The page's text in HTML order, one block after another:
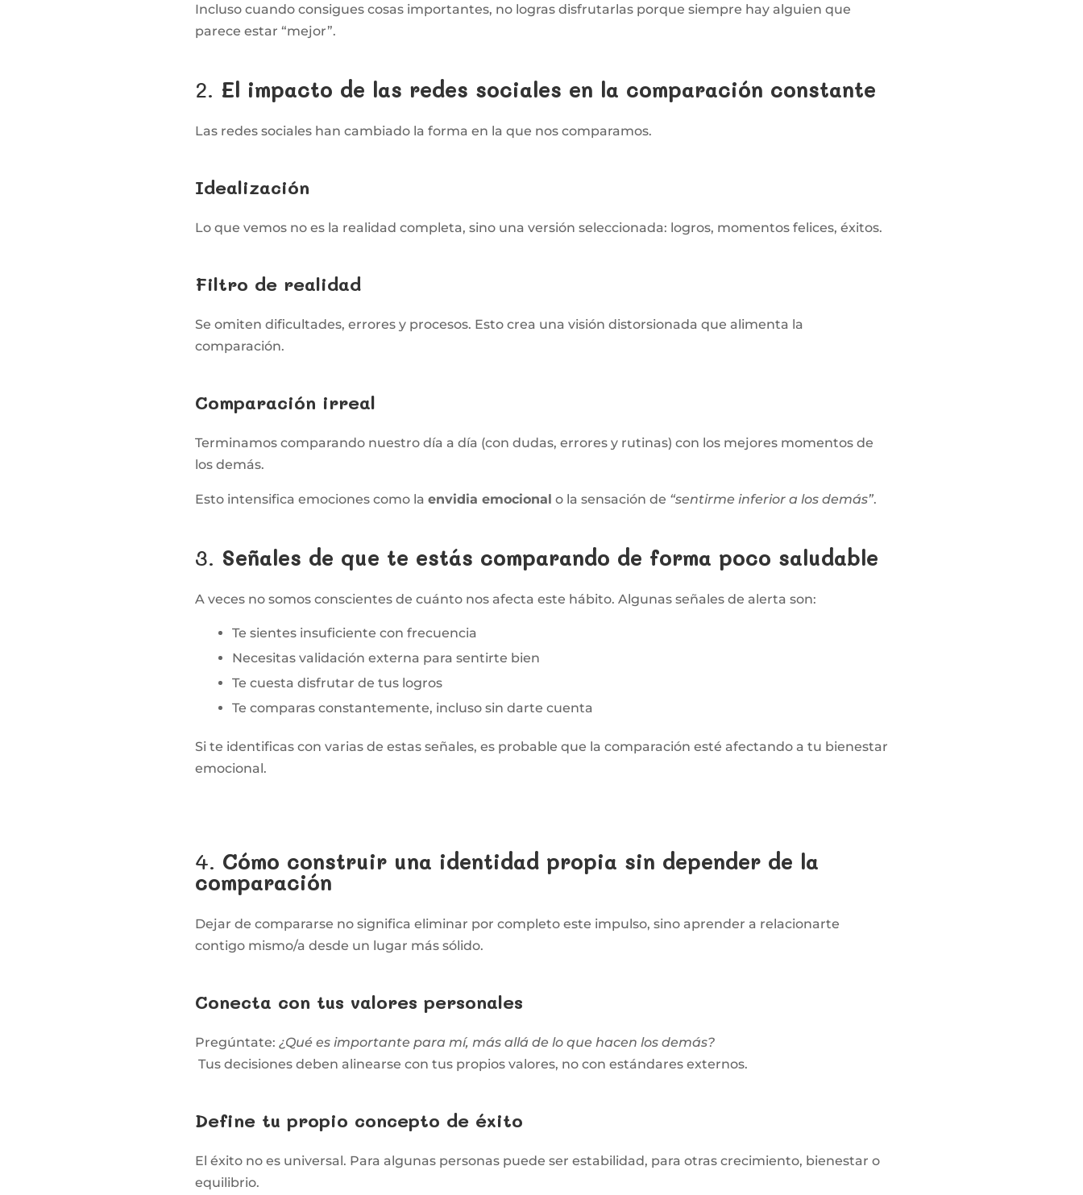
Incluso cuando consigues cosas importantes, no logras disfrutarlas porque siempre hay alguien que
parece estar “mejor”.
2. El impacto de las redes sociales en la comparación constante
Las redes sociales han cambiado la forma en la que nos comparamos.
Idealización
Lo que vemos no es la realidad completa, sino una versión seleccionada: logros, momentos felices, éxitos.
Filtro de realidad
Se omiten dificultades, errores y procesos. Esto crea una visión distorsionada que alimenta la
comparación.
Comparación irreal
Terminamos comparando nuestro día a día (con dudas, errores y rutinas) con los mejores momentos de
los demás.
Esto intensifica emociones como laenvidia emocional o la sensación de “sentirme inferior a los demás”.
3. Señales de que te estás comparando de forma poco saludable
A veces no somos conscientes de cuánto nos afecta este hábito. Algunas señales de alerta son:
Te sientes insuficiente con frecuencia
Necesitas validación externa para sentirte bien
Te cuesta disfrutar de tus logros
Te comparas constantemente, incluso sin darte cuenta
Si te identificas con varias de estas señales, es probable que la comparación esté afectando a tu bienestar
emocional.
4. Cómo construir una identidad propia sin depender de la
comparación
Dejar de compararse no significa eliminar por completo este impulso, sino aprender a relacionarte
contigo mismo/a desde un lugar más sólido.
Conecta con tus valores personales
Pregúntate:¿Qué es importante para mí, más allá de lo que hacen los demás?
Tus decisiones deben alinearse con tus propios valores, no con estándares externos.
Define tu propio concepto de éxito
El éxito no es universal. Para algunas personas puede ser estabilidad, para otras crecimiento, bienestar o
equilibrio.